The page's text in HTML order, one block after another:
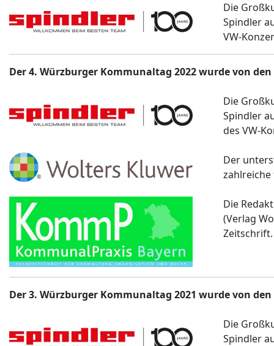
Die
Spindler
VW-
Der 4. Würzburger Kommunaltag 2022 wurde von
Die
Spindler
des VW-
Der
Die
(Verlag
Zeitschrift.
Der 3. Würzburger Kommunaltag 2021 wurde von
Die
Spindler